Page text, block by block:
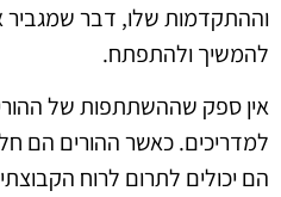
וההתקדמות שלו, דבר שמגביר
להמשיך ולהתפתח.
אין ספק שההשתתפות של
למדריכים. כאשר ההורים הם
הם יכולים לתרום לרוח